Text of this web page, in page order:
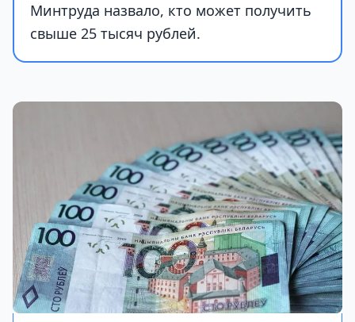
Минтруда назвало, кто может получить
свыше 25 тысяч рублей.